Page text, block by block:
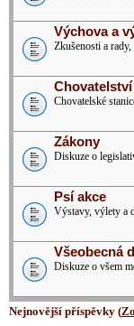
Výchova a
Zkušenosti a
Chovatelství
Chovatelské
Zákony
Diskuze o
Psí akce
Výstavy, výlety a
Všeobecná
Diskuze o všem
Nejnovější příspěvky (